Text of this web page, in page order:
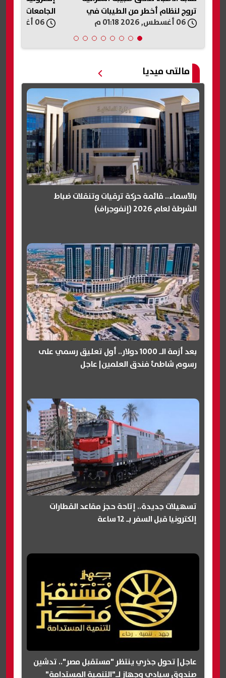
تروج لنظام أخطر من الطيبات في
مصر| عاجل
الجامعات
مالتى ميديا
بالأسماء.. قائمة حركة ترقيات وتنقلات ضباط
الشرطة لعام 2026 (إنفوجراف)
بعد أزمة الـ 1000 دولار.. أول تعليق رسمي على
رسوم شاطئ فندق العلمين| عاجل
تسهيلات جديدة.. إتاحة حجز مقاعد القطارات
إلكترونيا قبل السفر بـ 12 ساعة
عاجل| تحول جذري ينتظر "مستقبل مصر".. تدشين
صندوق سيادي وجهاز لـ"التنمية المستدامة"